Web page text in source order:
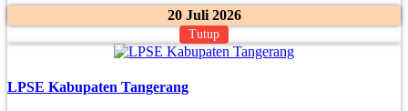
20 Juli 2026
Tutup
LPSE Kabupaten Tangerang